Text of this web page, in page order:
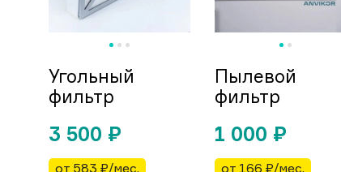
Угольный
фильтр
3 500 ₽
от 583 ₽/мес.
Пылевой
фильтр
1 000 ₽
от 166 ₽/мес.